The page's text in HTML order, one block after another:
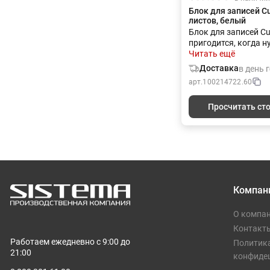
Блок для записей
листов, белый
Блок для записей
пригодится, когда
сделать заметку
записку
листов без линовки
плотностью 80 г/м²
обложке из
картона белого
Читать ещё
Доставкав день
арт.100214722.60
Просчитать
Работаем ежедневно с 9:00 до
21:00
О